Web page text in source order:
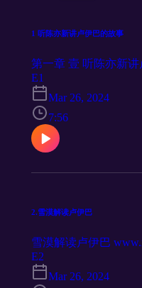
1 听陈亦新讲卢伊巴的故事
第一章 壹 听陈亦新讲
E1
Mar 26, 2024
7:56
2.雪漠解读卢伊巴
雪漠解读卢伊巴
E2
Mar 26, 2024